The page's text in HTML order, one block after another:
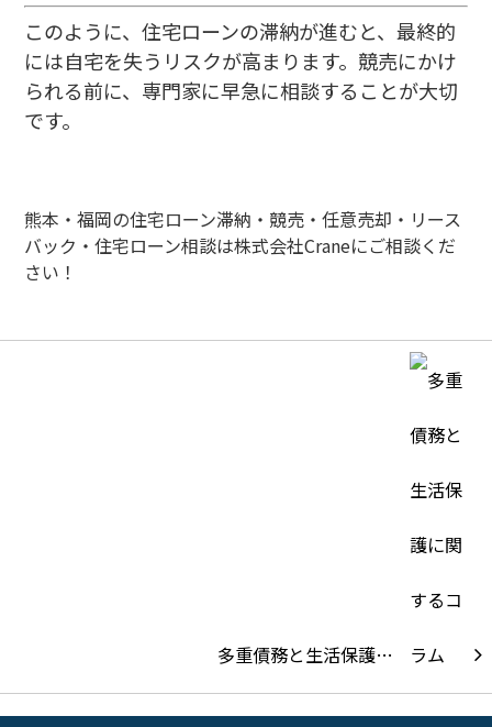
このように、住宅ローンの滞納が進むと、最終的
には自宅を失うリスクが高まります。競売にかけ
られる前に、専門家に早急に相談することが大切
です。
熊本・福岡の住宅ローン滞納・競売・任意売却・リース
バック・住宅ローン相談は株式会社Craneにご相談くだ
さい！
多重債務と生活保護…